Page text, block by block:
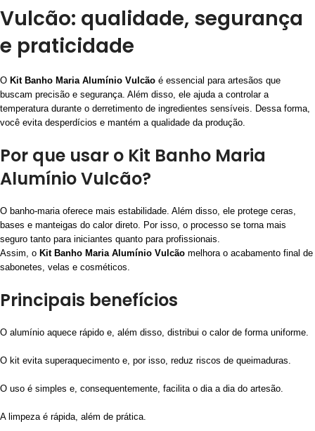
Vulcão: qualidade, segurança
e praticidade
O Kit Banho Maria Alumínio Vulcão é essencial para artesãos que
buscam precisão e segurança. Além disso, ele ajuda a controlar a
temperatura durante o derretimento de ingredientes sensíveis. Dessa forma,
você evita desperdícios e mantém a qualidade da produção.
Por que usar o Kit Banho Maria
Alumínio Vulcão?
O banho-maria oferece mais estabilidade. Além disso, ele protege ceras,
bases e manteigas do calor direto. Por isso, o processo se torna mais
seguro tanto para iniciantes quanto para profissionais.
Assim, o Kit Banho Maria Alumínio Vulcão melhora o acabamento final de
sabonetes, velas e cosméticos.
Principais benefícios
O alumínio aquece rápido e, além disso, distribui o calor de forma uniforme.
O kit evita superaquecimento e, por isso, reduz riscos de queimaduras.
O uso é simples e, consequentemente, facilita o dia a dia do artesão.
A limpeza é rápida, além de prática.